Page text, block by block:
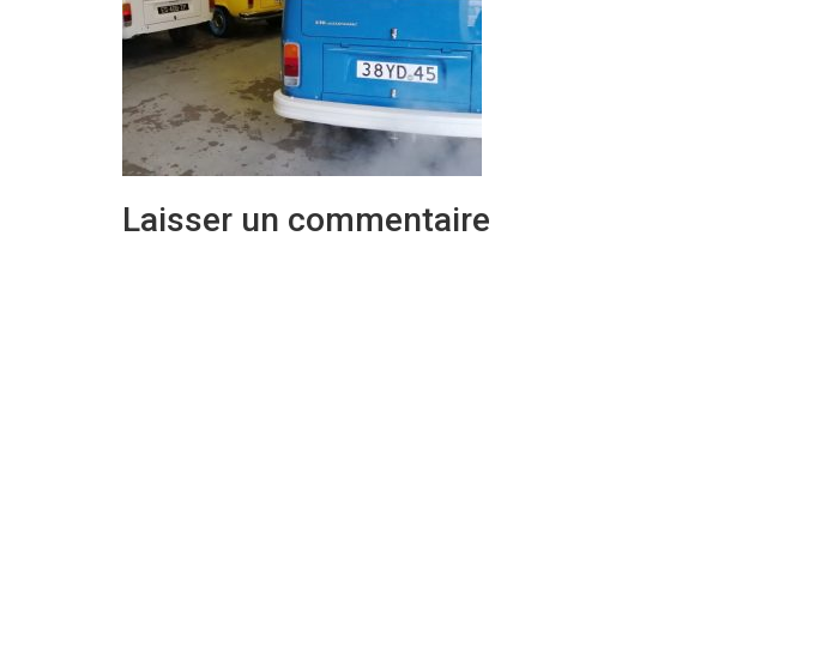
Laisser un commentaire